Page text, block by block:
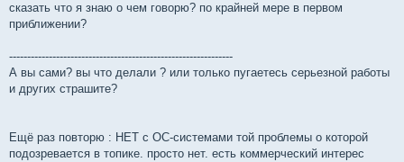
сказать что я знаю о чем говорю? по крайней мере в первом
приближении?
--------------------------------------------------------------
А вы сами? вы что делали ? или только пугаетесь серьезной работы
и других страшите?
Ещё раз повторю : НЕТ с ОС-системами той проблемы о которой
подозревается в топике. просто нет. есть коммерческий интерес